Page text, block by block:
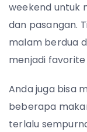
weekend untuk
dan pasangan.
malam berdua
menjadi
Anda juga bisa
beberapa
terlalu